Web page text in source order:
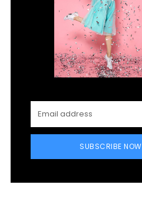
SUBSCRIBE NOW